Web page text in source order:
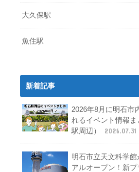
大久保駅
魚住駅
新着記事
2026年8月に明石市
れるイベント情報
駅周辺）
2026.07.31
明石市立天文科学館
アルオープン！新プ